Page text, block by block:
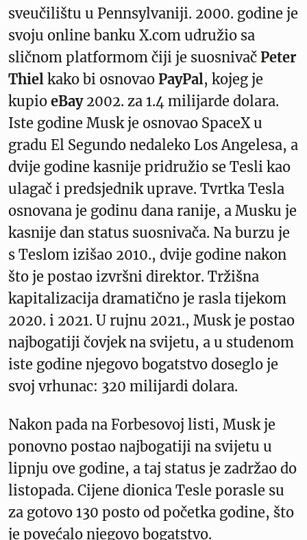
sveučilištu u Pennsylvaniji. 2000. godine je
svoju online banku X.com udružio sa
sličnom platformom čiji je suosnivač Peter
Thiel kako bi osnovao PayPal, kojeg je
kupio eBay2002. za 1.4 milijarde dolara.
Iste godine Musk je osnovao SpaceX u
gradu El Segundo nedaleko Los Angelesa, a
dvije godine kasnije pridružio se Tesli kao
ulagač i predsjednik uprave. Tvrtka Tesla
osnovana je godinu dana ranije, a Musku je
kasnije dan status suosnivača. Na burzu je
s Teslom izišao 2010., dvije godine nakon
što je postao izvršni direktor. Tržišna
kapitalizacija dramatično je rasla tijekom
2020. i 2021. U rujnu 2021., Musk je postao
najbogatiji čovjek na svijetu, a u studenom
iste godine njegovo bogatstvo doseglo je
svoj vrhunac: 320 milijardi dolara.
Nakon pada na Forbesovoj listi, Musk je
ponovno postao najbogatiji na svijetu u
lipnju ove godine, a taj status je zadržao do
listopada. Cijene dionica Tesle porasle su
za gotovo 130 posto od početka godine, što
je povećalo njegovo bogatstvo.